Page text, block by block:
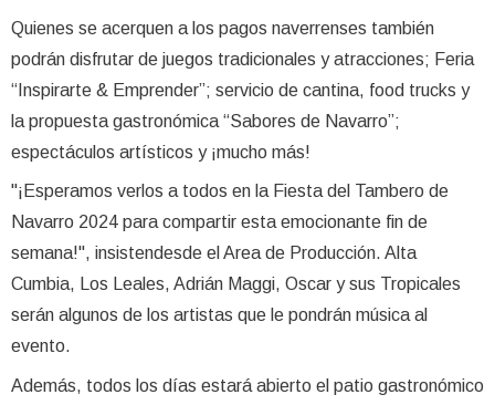
Quienes se acerquen a los pagos naverrenses también
podrán disfrutar de juegos tradicionales y atracciones; Feria
“Inspirarte & Emprender”; servicio de cantina, food trucks y
la propuesta gastronómica “Sabores de Navarro”;
espectáculos artísticos y ¡mucho más!
"¡Esperamos verlos a todos en la Fiesta del Tambero de
Navarro 2024 para compartir esta emocionante fin de
semana!", insistendesde el Area de Producción. Alta
Cumbia, Los Leales, Adrián Maggi, Oscar y sus Tropicales
serán algunos de los artistas que le pondrán música al
evento.
Además, todos los días estará abierto el patio gastronómico